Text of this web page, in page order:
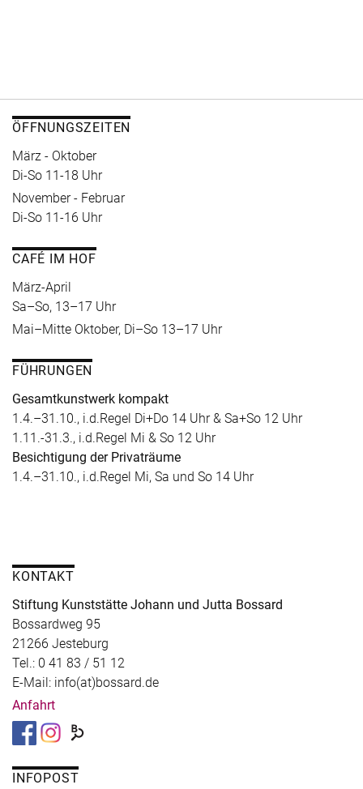
ÖFFNUNGSZEITEN
März - Oktober
Di-So 11-18 Uhr
November - Februar
Di-So 11-16 Uhr
CAFÉ IM HOF
März-April
Sa–So, 13–17 Uhr
Mai–Mitte Oktober, Di–So 13–17 Uhr
FÜHRUNGEN
Gesamtkunstwerk kompakt
1.4.–31.10., i.d.Regel Di+Do 14 Uhr & Sa+So 12 Uhr
1.11.-31.3., i.d.Regel Mi & So 12 Uhr
Besichtigung der Privaträume
1.4.–31.10., i.d.Regel Mi, Sa und So 14 Uhr
KONTAKT
Stiftung Kunststätte Johann und Jutta Bossard
Bossardweg 95
21266 Jesteburg
Tel.: 0 41 83 / 51 12
E-Mail: info(at)bossard.de
Anfahrt
INFOPOST